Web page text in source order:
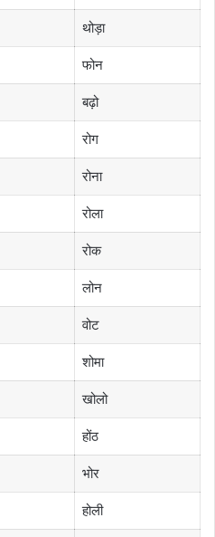
थोड़ा
फोन
बढ़ो
रोग
रोना
रोला
रोक
लोन
वोट
शोमा
खोलो
होंठ
भोर
होली